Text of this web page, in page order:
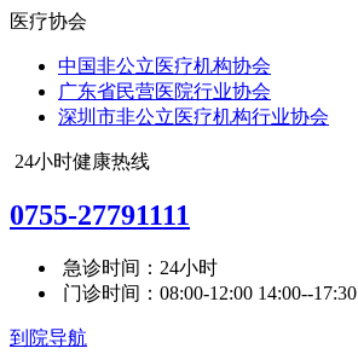
医疗协会
中国非公立医疗机构协会
广东省民营医院行业协会
深圳市非公立医疗机构行业协会
24小时健康热线
0755-27791111
急诊时间：24小时
门诊时间：08:00-12:00 14:00--17:30
到院导航